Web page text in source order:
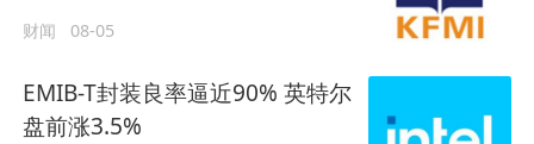
财闻 08-05
EMIB-T封装良率逼近90% 英特尔
盘前涨3.5%